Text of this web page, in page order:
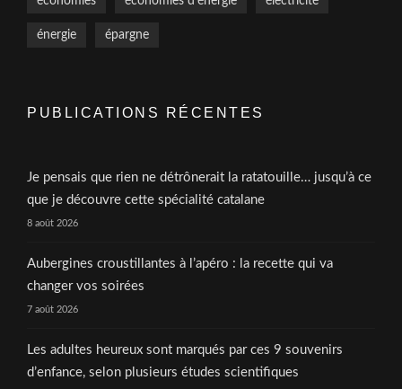
énergie épargne
PUBLICATIONS RÉCENTES
Je pensais que rien ne détrônerait la ratatouille… jusqu’à ce
que je découvre cette spécialité catalane
8 août 2026
Aubergines croustillantes à l’apéro : la recette qui va
changer vos soirées
7 août 2026
Les adultes heureux sont marqués par ces 9 souvenirs
d’enfance, selon plusieurs études scientifiques